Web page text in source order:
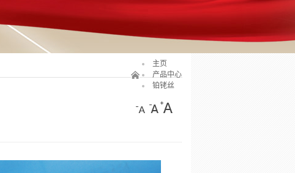
主页
产品中心
铂铑丝